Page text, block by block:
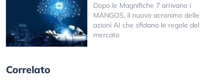
Dopo le Magnifiche 7 arrivano i
MANGOS, il nuovo acronimo delle
azioni AI che sfidano le regole del
mercato
Correlato